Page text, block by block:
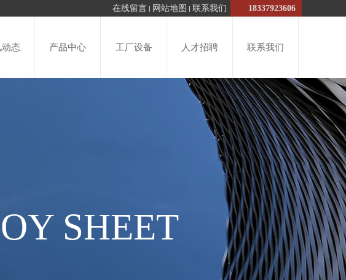
在线留言 网站地图 联系我们 18337923606
动态 产品中心 工厂设备 人才招聘 联系我们
SHEET